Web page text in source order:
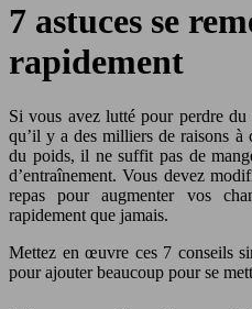
7 astuces se
rapidement
Si vous avez lutté pour perdre du
qu’il y a des milliers de raisons à
du poids, il ne suffit pas de
d’entraînement. Vous devez
repas pour augmenter vos
rapidement que jamais.
Mettez en œuvre ces 7 conseils
pour ajouter beaucoup pour se